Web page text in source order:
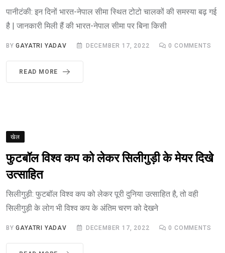
पानीटंकी: इन दिनों भारत-नेपाल सीमा स्थित टोटो चालकों की समस्या बढ़ गई
है | जानकारी मिली हैं की भारत-नेपाल सीमा पर बिना किसी
BYGAYATRI YADAV DECEMBER 17, 2022 0 COMMENTS
READ MORE
खेल
फुटबॉल विश्व कप को लेकर सिलीगुड़ी के मेयर दिखे
उत्साहित
सिलीगुड़ी: फुटबॉल विश्व कप को लेकर पूरी दुनिया उत्साहित है, तो वही
सिलीगुड़ी के लोग भी विश्व कप के अंतिम चरण को देखने
BYGAYATRI YADAV DECEMBER 17, 2022 0 COMMENTS